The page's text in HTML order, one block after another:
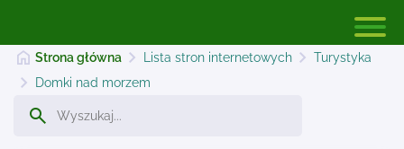
Strona główna Lista stron internetowych
Turystyka
Domki nad morzem